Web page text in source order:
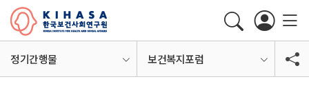
정기간행물 보건복지포럼